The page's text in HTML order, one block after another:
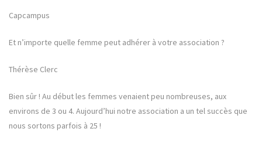
Capcampus
Et n’importe quelle femme peut adhérer à votre association ?
Thérèse Clerc
Bien sûr ! Au début les femmes venaient peu nombreuses, aux
environs de 3 ou 4. Aujourd’hui notre association a un tel succès que
nous sortons parfois à 25 !